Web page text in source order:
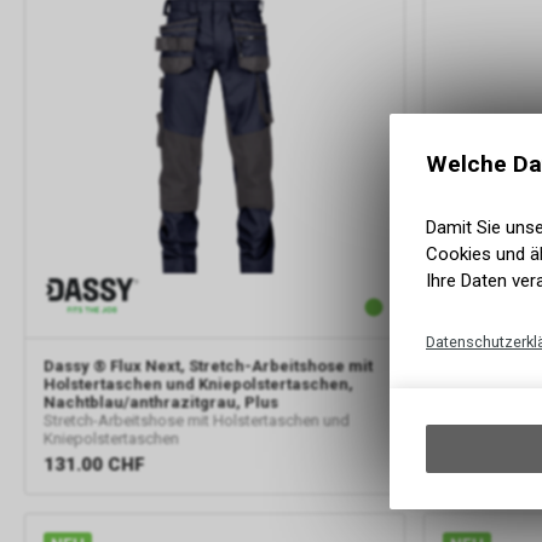
Dassy ® Flux Next, Stretch-Arbeitshose mit
Holstertaschen und Kniepolstertaschen,
Nachtblau/anthrazitgrau, Plus
Stretch-Arbeitshose mit Holstertaschen und
Kniepolstertaschen
131.00 CHF
Stretch-
Welche
Damit Sie
Cookies und
Ihre Daten